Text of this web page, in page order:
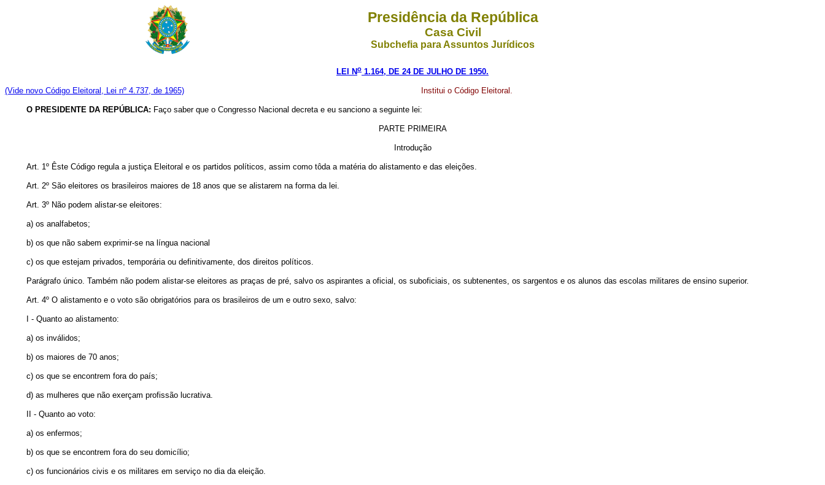
Presidência da República
Casa Civil
Subchefia para Assuntos Jurídicos
LEI No 1.164, DE 24 DE JULHO DE 1950.
(Vide novo Código Eleitoral, Lei nº 4.737, de 1965) Institui o Código Eleitoral.
O PRESIDENTE DA REPÚBLICA: Faço saber que o Congresso Nacional decreta e eu sanciono a seguinte lei:
PARTE PRIMEIRA
Introdução
Art. 1º Êste Código regula a justiça Eleitoral e os partidos políticos, assim como tôda a matéria do alistamento e das eleições.
Art. 2º São eleitores os brasileiros maiores de 18 anos que se alistarem na forma da lei.
Art. 3º Não podem alistar-se eleitores:
a) os analfabetos;
b) os que não sabem exprimir-se na língua nacional
c) os que estejam privados, temporária ou definitivamente, dos direitos políticos.
Parágrafo único. Também não podem alistar-se eleitores as praças de pré, salvo os aspirantes a oficial, os suboficiais, os subtenentes, os sargentos e os alunos das escolas militares de ensino superior.
Art. 4º O alistamento e o voto são obrigatórios para os brasileiros de um e outro sexo, salvo:
I - Quanto ao alistamento:
a) os inválidos;
b) os maiores de 70 anos;
c) os que se encontrem fora do país;
d) as mulheres que não exerçam profissão lucrativa.
II - Quanto ao voto:
a) os enfermos;
b) os que se encontrem fora do seu domicílio;
c) os funcionários civis e os militares em serviço no dia da eleição.